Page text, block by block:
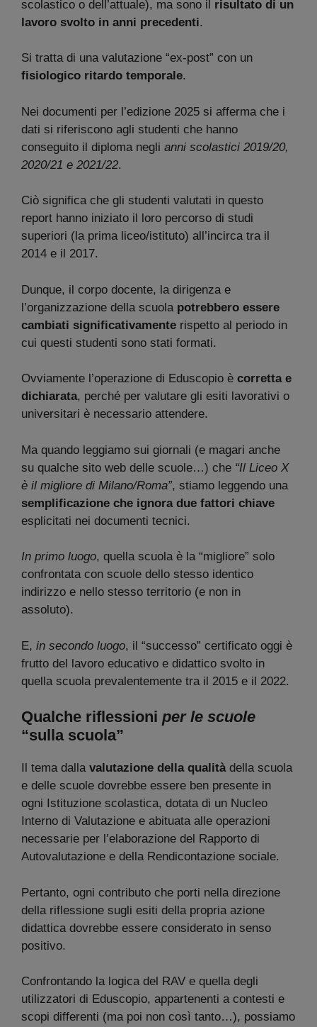
scolastico o dell’attuale), ma sono il risultato di un
lavoro svolto in anni precedenti.
Si tratta di una valutazione “ex-post” con un
fisiologico ritardo temporale.
Nei documenti per l’edizione 2025 si afferma che i
dati si riferiscono agli studenti che hanno
conseguito il diploma negli anni scolastici 2019/20,
2020/21 e 2021/22.
Ciò significa che gli studenti valutati in questo
report hanno iniziato il loro percorso di studi
superiori (la prima liceo/istituto) all’incirca tra il
2014 e il 2017.
Dunque, il corpo docente, la dirigenza e
l’organizzazione della scuola potrebbero essere
cambiati significativamente rispetto al periodo in
cui questi studenti sono stati formati.
Ovviamente l’operazione di Eduscopio è corretta e
dichiarata, perché per valutare gli esiti lavorativi o
universitari è necessario attendere.
Ma quando leggiamo sui giornali (e magari anche
su qualche sito web delle scuole…) che “Il Liceo X
è il migliore di Milano/Roma”, stiamo leggendo una
semplificazione che ignora due fattori chiave
esplicitati nei documenti tecnici.
In primo luogo, quella scuola è la “migliore” solo
confrontata con scuole dello stesso identico
indirizzo e nello stesso territorio (e non in
assoluto).
E, in secondo luogo, il “successo” certificato oggi è
frutto del lavoro educativo e didattico svolto in
quella scuola prevalentemente tra il 2015 e il 2022.
Qualche riflessioni per le scuole
“sulla scuola”
Il tema dalla valutazione della qualitàdella scuola
e delle scuole dovrebbe essere ben presente in
ogni Istituzione scolastica, dotata di un Nucleo
Interno di Valutazione e abituata alle operazioni
necessarie per l’elaborazione del Rapporto di
Autovalutazione e della Rendicontazione sociale.
Pertanto, ogni contributo che porti nella direzione
della riflessione sugli esiti della propria azione
didattica dovrebbe essere considerato in senso
positivo.
Confrontando la logica del RAV e quella degli
utilizzatori di Eduscopio, appartenenti a contesti e
scopi differenti (ma poi non così tanto…), possiamo